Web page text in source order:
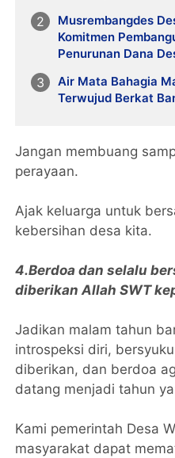
Musrembangdes
Komitmen
Penurunan Dana
Air Mata Bahagia
Terwujud Berkat
Jangan membuang
perayaan.
Ajak keluarga untuk
kebersihan desa kita.
4.Berdoa dan selalu
diberikan Allah SWT
Jadikan malam tahun
introspeksi diri,
diberikan, dan berdoa
datang menjadi tahun
Kami pemerintah Desa
masyarakat dapat